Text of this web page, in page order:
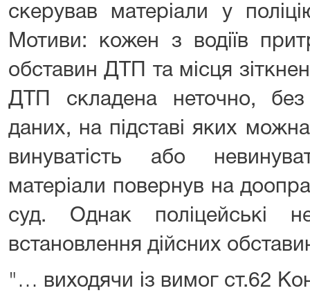
скерував матеріали у
Мотиви: кожен з водіїв
обставин ДТП та місця
ДТП складена неточно, без
даних, на підставі яких
винуватість або
матеріали повернув на
суд. Однак поліцейські
встановлення дійсних
"… виходячи із вимог ст.62